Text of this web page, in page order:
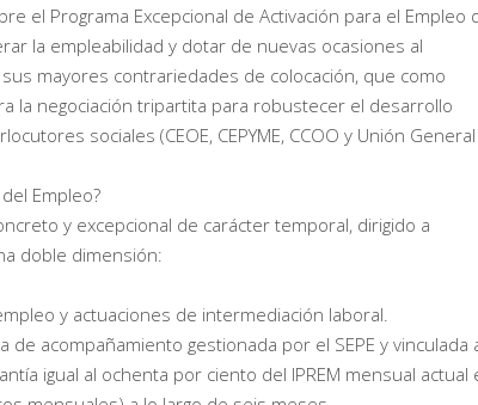
el Programa Excepcional de Activación para el Empleo
la empleabilidad y dotar de nuevas ocasiones al
mayores contrariedades de colocación, que como
la negociación tripartita para robustecer el desarrollo
sociales (CEOE, CEPYME, CCOO y Unión
Empleo?
y excepcional de carácter temporal, dirigido a
doble dimensión:
y actuaciones de intermediación laboral.
acompañamiento gestionada por el SEPE y vinculada
igual al ochenta por ciento del IPREM mensual actual